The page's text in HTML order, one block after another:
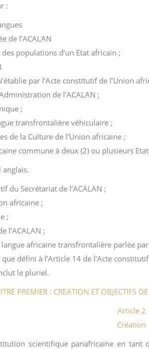
:
de l’ACALAN
populations d’un Etat africain ;
par l’Acte constitutif de l’Union
de l’ACALAN ;
;
transfrontalière véhiculaire ;
de la Culture de l’Union africaine ;
commune à deux (2) ou plusieurs
du Secrétariat de l’ACALAN ;
africaine ;
;
l’ACALAN ;
langue africaine transfrontalière parlée
défini à l’Article 14 de l’Acte
le pluriel.
PREMIER : CREATION ET OBJECTIFS
Article 2
Création
scientifique panafricaine en